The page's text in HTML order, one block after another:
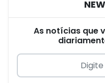
As notícias que